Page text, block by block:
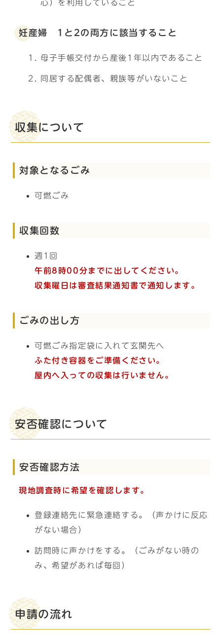
心）を利用していること
妊産婦 1と2の両方に該当すること
母子手帳交付から産後1年以内であること
同居する配偶者、親族等がいないこと
収集について
対象となるごみ
可燃ごみ
収集回数
週1回
午前8時00分までに出してください。
収集曜日は審査結果通知書で通知します。
ごみの出し方
可燃ごみ指定袋に入れて玄関先へ
ふた付き容器をご準備ください。
屋内へ入っての収集は行いません。
安否確認について
安否確認方法
現地調査時に希望を確認します。
登録連絡先に緊急連絡する。（声かけに反応
がない場合）
訪問時に声かけをする。（ごみがない時の
み、希望があれば毎回）
申請の流れ